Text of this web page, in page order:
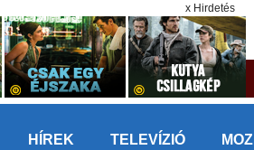
x Hirdetés
HÍREK TELEVÍZIÓ MOZI